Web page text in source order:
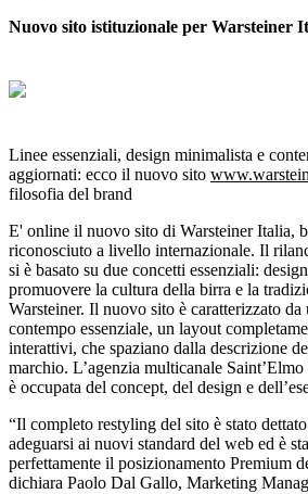
Nuovo sito istituzionale per Warsteiner
Linee essenziali, design minimalista e
aggiornati: ecco il nuovo sito
filosofia del brand
E' online il nuovo sito di Warsteiner Italia,
riconosciuto a livello internazionale. Il
si è basato su due concetti essenziali:
promuovere la cultura della birra e la
Warsteiner. Il nuovo sito è caratterizzato da
contempo essenziale, un layout
interattivi, che spaziano dalla descrizione
marchio. L’agenzia multicanale
è occupata del concept, del design e
“Il completo restyling del sito è stato
adeguarsi ai nuovi standard del web ed è
perfettamente il posizionamento Premium
dichiara Paolo Dal Gallo, Marketing